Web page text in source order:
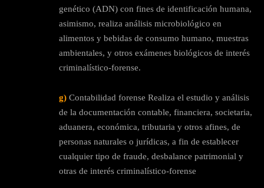
genético (ADN) con fines de identificación humana,
asimismo, realiza análisis microbiológico en
alimentos y bebidas de consumo humano, muestras
ambientales, y otros exámenes biológicos de interés
criminalístico-forense.
g) Contabilidad forense Realiza el estudio y análisis
de la documentación contable, financiera, societaria,
aduanera, económica, tributaria y otros afines, de
personas naturales o jurídicas, a fin de establecer
cualquier tipo de fraude, desbalance patrimonial y
otras de interés criminalístico-forense